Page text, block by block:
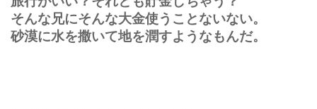
そんな兄にそんな大金使うことないない。
砂漠に水を撒いて地を潤すようなもんだ。